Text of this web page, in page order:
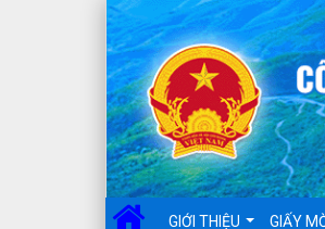
GIỚI THIỆU GIẤY
Đã kết nối EMC